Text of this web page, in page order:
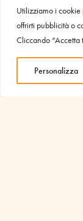
Utilizziamo i
offrirti pubblicità o
Cliccando “Accetta
Personalizza
provata
modo
due piccoli del
ricoverato
“È un bambino